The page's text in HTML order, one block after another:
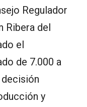
Regulador
Ribera del
el
de 7.000 a
decisión
y